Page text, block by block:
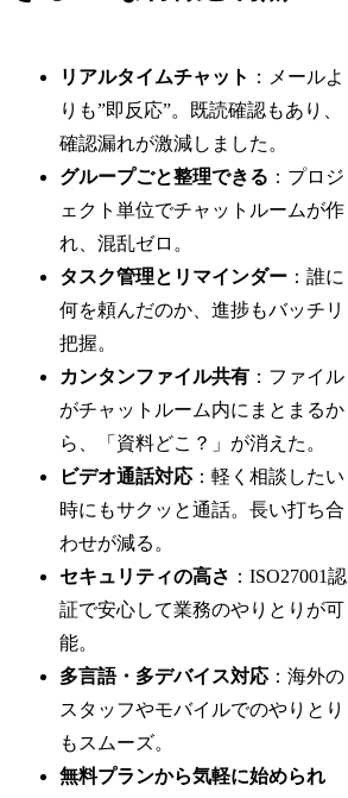
リアルタイムチャット ：メールよ
りも”即反応”。既読確認もあり、
確認漏れが激減しました。
グループごと整理できる ：プロジ
ェクト単位でチャットルームが作
れ、混乱ゼロ。
タスク管理とリマインダー ：誰に
何を頼んだのか、進捗もバッチリ
把握。
カンタンファイル共有 ：ファイル
がチャットルーム内にまとまるか
ら、「資料どこ？」が消えた。
ビデオ通話対応 ：軽く相談したい
時にもサクッと通話。長い打ち合
わせが減る。
セキュリティの高さ ：ISO27001認
証で安心して業務のやりとりが可
能。
多言語・多デバイス対応 ：海外の
スタッフやモバイルでのやりとり
もスムーズ。
無料プランから気軽に始められ